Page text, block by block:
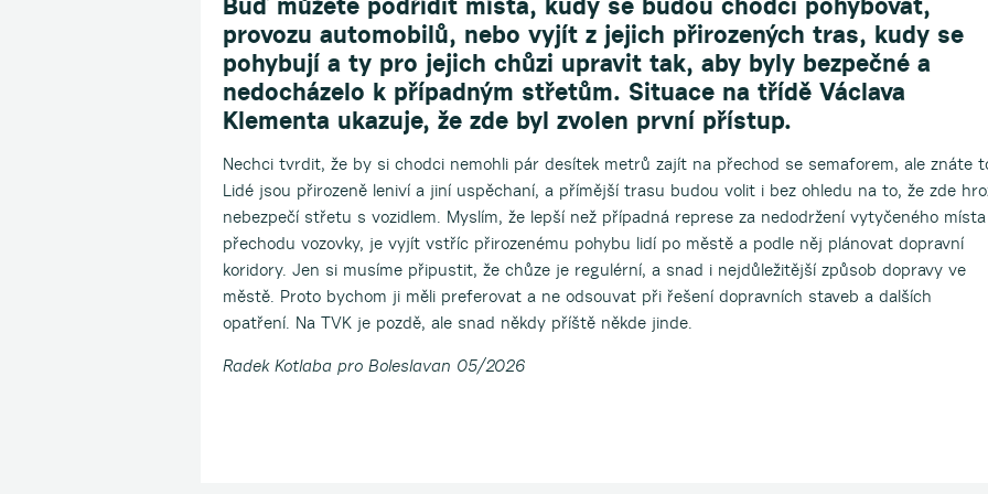
provozu automobilů, nebo vyjít z jejich přirozených tras, kudy se
pohybují a ty pro jejich chůzi upravit tak, aby byly bezpečné a
nedocházelo k případným střetům. Situace na třídě Václava
Klementa ukazuje, že zde byl zvolen první přístup.
Nechci tvrdit, že by si chodci nemohli pár desítek metrů zajít na přechod se semaforem, ale znáte
Lidé jsou přirozeně leniví a jiní uspěchaní, a přímější trasu budou volit i bez ohledu na to, že zde
nebezpečí střetu s vozidlem. Myslím, že lepší než případná represe za nedodržení vytyčeného místa
přechodu vozovky, je vyjít vstříc přirozenému pohybu lidí po městě a podle něj plánovat dopravní
koridory. Jen si musíme připustit, že chůze je regulérní, a snad i nejdůležitější způsob dopravy ve
městě. Proto bychom ji měli preferovat a ne odsouvat při řešení dopravních staveb a dalších
opatření. Na TVK je pozdě, ale snad někdy příště někde jinde.
Radek Kotlaba pro Boleslavan 05/2026